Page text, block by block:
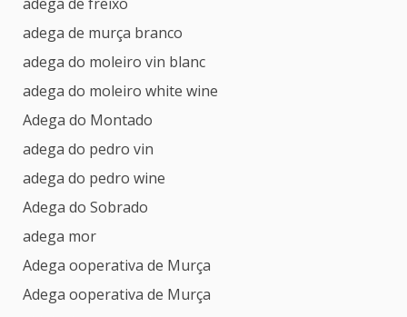
adega de murça branco
adega do moleiro vin blanc
adega do moleiro white wine
Adega do Montado
adega do pedro vin
adega do pedro wine
Adega do Sobrado
adega mor
Adega ooperativa de Murça
Adega ooperativa de Murça